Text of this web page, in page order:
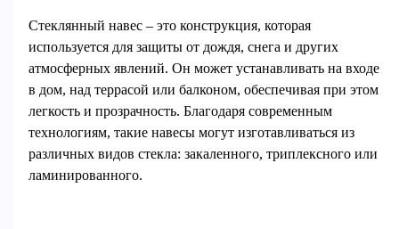
Стеклянный навес – это конструкция, которая
используется для защиты от дождя, снега и других
атмосферных явлений. Он может устанавливать на входе
в дом, над террасой или балконом, обеспечивая при этом
легкость и прозрачность. Благодаря современным
технологиям, такие навесы могут изготавливаться из
различных видов стекла: закаленного, триплексного или
ламинированного.